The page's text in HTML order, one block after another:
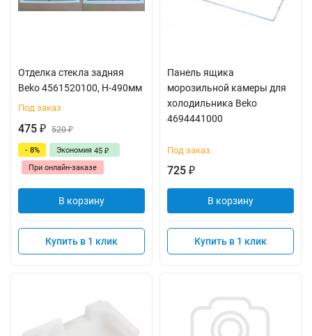
Отделка стекла задняя
Beko 4561520100, Н-490мм
Под заказ
475 ₽ 520₽
- 8% Экономия 45 ₽
При онлайн-заказе
В корзину
Купить в 1 клик
Панель ящика
морозильной камеры для
холодильника Beko
4694441000
Под заказ
725 ₽
В корзину
Купить в 1 клик